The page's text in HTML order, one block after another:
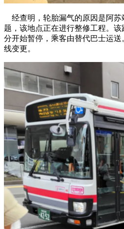
经查明，轮胎漏气的原因是阿苏
题，该地点正在进行整修工程。该
分开始暂停，乘客由替代巴士运
线变更。